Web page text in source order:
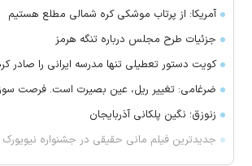
آمریکا: از پرتاب موشکی کره شمالی مطلع هستیم
جزئیات طرح مجلس درباره تنگه هرمز
کویت دستور تعطیلی تنها مدرسه ایرانی را صادر
ضرغامی: تغییر ریل، عین بصیرت است. فرصت
زنوزق؛ نگین پلکانی آذربایجان
جدیدترین فیلم مانی حقیقی در جشنواره نیویورک